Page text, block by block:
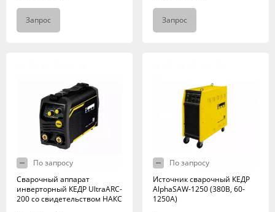
Запрос Запрос
По запросу
Сварочный аппарат
инверторный КЕДР UltraARC-
200 со свидетельством НАКС
По запросу
Источник сварочный КЕДР
AlphaSAW-1250 (380В, 60-
1250А)